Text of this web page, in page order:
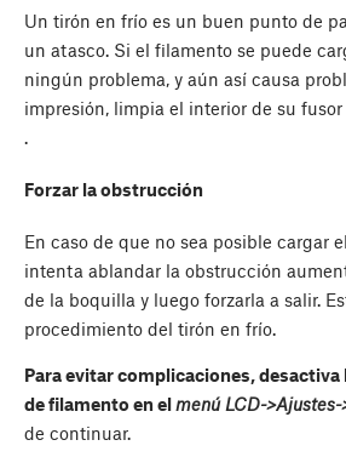
Un tirón en frío es un buen punto de
un atasco. Si el filamento se puede
ningún problema, y aún así causa
impresión, limpia el interior de su
.
Forzar la obstrucción
En caso de que no sea posible cargar
intenta ablandar la obstrucción
de la boquilla y luego forzarla a salir.
procedimiento del tirón en frío.
Para evitar complicaciones,
de filamento en el menú LCD-
de continuar.